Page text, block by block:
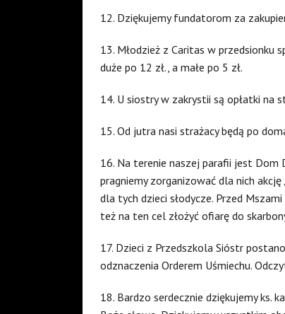
12. Dziękujemy fundatorom za
13. Młodzież z Caritas w przedsionku
duże po 12 zł., a małe po 5 zł.
14. U siostry w zakrystii są opłatki na
15. Od jutra nasi strażacy będą po
16. Na terenie naszej parafii jest Dom
pragniemy zorganizować dla nich akcję
dla tych dzieci słodycze. Przed
też na ten cel złożyć ofiarę do
17. Dzieci z Przedszkola Sióstr
odznaczenia Orderem Uśmiechu.
18. Bardzo serdecznie dziękujemy ks.